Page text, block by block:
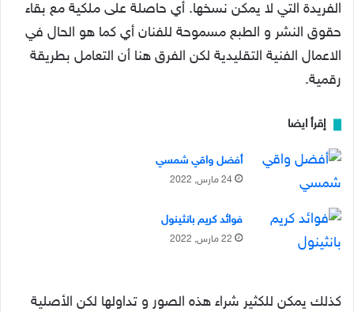
الفريدة التي لا يمكن نسخها. أي حاصلة على ملكية مع بقاء
حقوق النشر و الطبع مسموحة للفنان أي كما هو الحال في
الاعمال الفنية التقليدية لكن الفرق هنا أن التعامل بطريقة
رقمية.
إقرأ ايضا
أفضل واقي شمسي
24 مارس, 2022
فوائد كريم بانثينول
22 مارس, 2022
كذلك يمكن للكثير شراء هذه الصور و تداولها لكن الأصلية